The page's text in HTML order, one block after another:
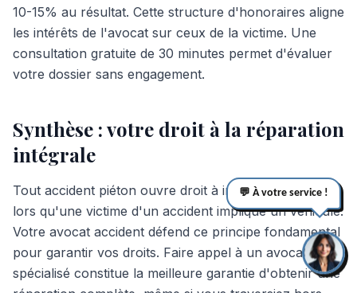
10-15% au résultat. Cette structure d'honoraires aligne
les intérêts de l'avocat sur ceux de la victime. Une
consultation gratuite de 30 minutes permet d'évaluer
votre dossier sans engagement.
Synthèse : votre droit à la réparation
intégrale
Tout accident piéton ouvre droit à indemnisation dès
lors qu'une victime d'un accident implique un véhicule.
Votre avocat accident défend ce principe fondamental
pour garantir vos droits. Faire appel à un avocat
spécialisé constitue la meilleure garantie d'obtenir une
💬 À votre service !